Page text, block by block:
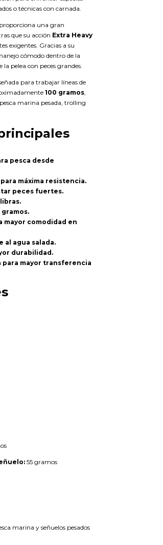
o técnicas con carnada.
proporciona una gran
que su acción Extra Heavy
exigentes. Gracias a su
cómodo dentro de la
pelea con peces grandes.
para trabajar líneas de
100 gramos
marina pesada, trolling
pesca desde
máxima resistencia.
peces fuertes.
gramos.
mayor comodidad en
al agua salada.
durabilidad.
para mayor transferencia
55 gramos
marina y señuelos pesados